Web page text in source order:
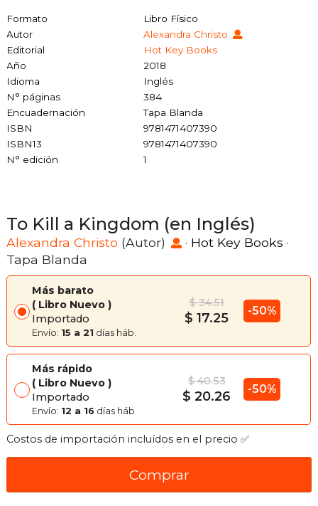
Formato
Libro Físico
Autor
Alexandra Christo
Editorial
Hot Key Books
Año
2018
Idioma
Inglés
N° páginas
384
Encuadernación
Tapa Blanda
ISBN
9781471407390
ISBN13
9781471407390
N° edición
1
To Kill a Kingdom (en Inglés)
Alexandra Christo (Autor) · Hot Key Books ·
Tapa Blanda
Más barato
Libro Nuevo
Importado
Envío: 15 a 21 días háb.
$ 34.51
$ 17.25 -50%
Más rápido
Libro Nuevo
Importado
Envío: 12 a 16 días háb.
$ 40.53
$ 20.26 -50%
Costos de importación incluídos en el precio ✅
Comprar